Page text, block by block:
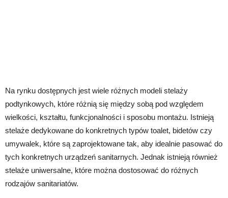
Na rynku dostępnych jest wiele różnych modeli stelaży
podtynkowych, które różnią się między sobą pod względem
wielkości, kształtu, funkcjonalności i sposobu montażu. Istnieją
stelaże dedykowane do konkretnych typów toalet, bidetów czy
umywalek, które są zaprojektowane tak, aby idealnie pasować do
tych konkretnych urządzeń sanitarnych. Jednak istnieją również
stelaże uniwersalne, które można dostosować do różnych
rodzajów sanitariatów.